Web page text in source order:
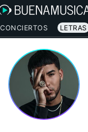
CONCIERTOS LETRAS